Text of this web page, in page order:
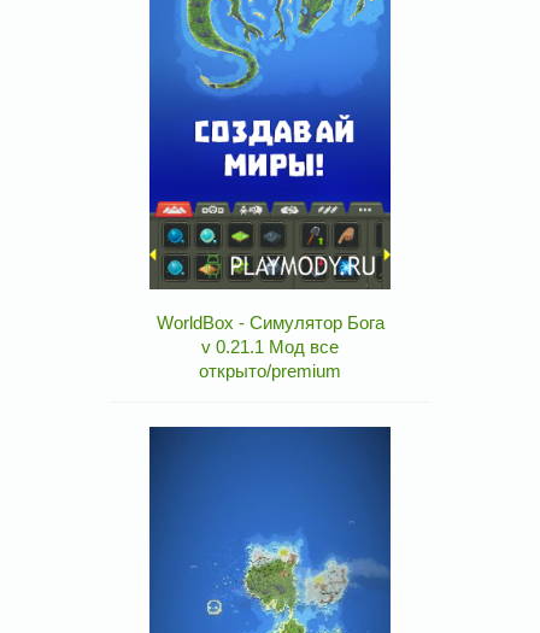
WorldBox - Симулятор Бога
v 0.21.1 Мод все
открыто/premium